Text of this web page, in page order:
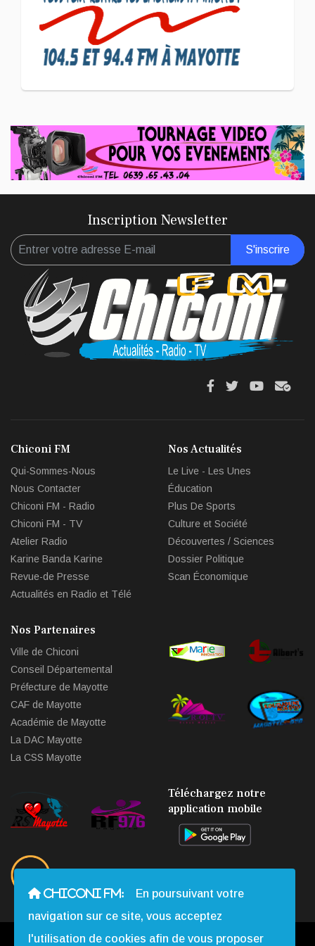
CULTURE ET SOCIÉTÉ
L'association Marovoanio
et Reska NI Kalamu pour la
Langue KIBOSI
Inscription Newsletter
S'inscrire
fa
fa
fab
fas
Chiconi FM
Qui-Sommes-Nous
Nous Contacter
Chiconi FM - Radio
Chiconi FM - TV
Atelier Radio
Karine Banda Karine
Revue-de Presse
Actualités en Radio et Télé
Nos Actualités
Le Live - Les Unes
Éducation
Plus De Sports
Culture et Société
Découvertes / Sciences
Dossier Politique
Scan Économique
Nos Partenaires
Ville de Chiconi
Conseil Départemental
Préfecture de Mayotte
CAF de Mayotte
Académie de Mayotte
La DAC Mayotte
La CSS Mayotte
Téléchargez notre
application mobile
CHICONI FM:
En poursuivant votre
navigation sur ce site, vous acceptez
l'utilisation de cookies afin de vous proposer